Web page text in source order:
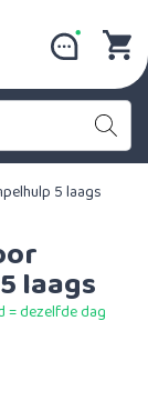
5 laags
laags
= dezelfde dag